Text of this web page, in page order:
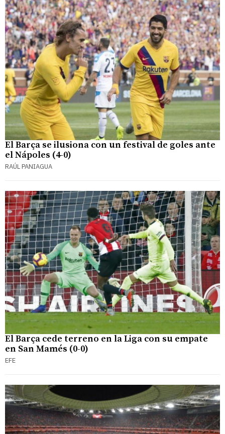
El Barça se ilusiona con un festival de goles ante
el Nápoles (4-0)
RAÚL PANIAGUA
El Barça cede terreno en la Liga con su empate
en San Mamés (0-0)
EFE